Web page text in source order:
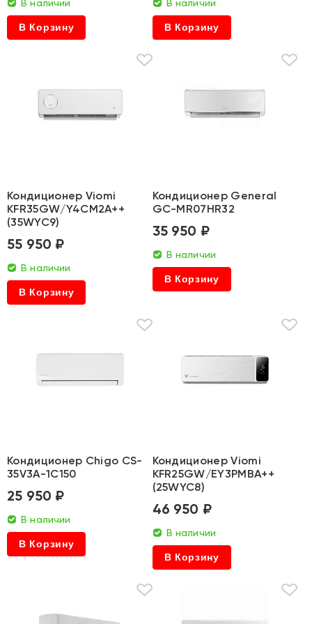
В наличии
В Корзину
В наличии
В Корзину
Кондиционер Viomi
KFR35GW/Y4CM2A++
(35WYC9)
55 950 ₽
В наличии
В Корзину
Кондиционер General
GC-MR07HR32
35 950 ₽
В наличии
В Корзину
Кондиционер Chigo CS-
35V3A-1C150
25 950 ₽
В наличии
В Корзину
Кондиционер Viomi
KFR25GW/EY3PMBA++
(25WYC8)
46 950 ₽
В наличии
В Корзину